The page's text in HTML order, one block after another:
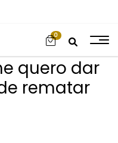
0
quero dar
rematar